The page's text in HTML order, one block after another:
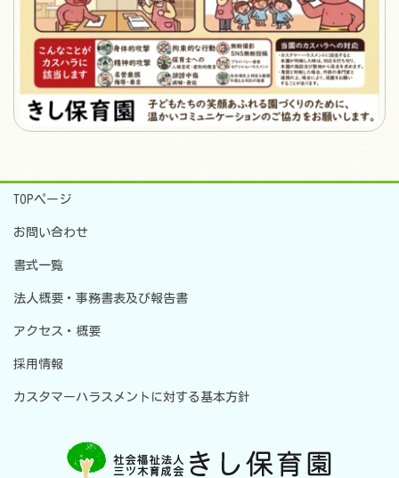
TOPページ
お問い合わせ
書式一覧
法人概要・事務書表及び報告書
アクセス・概要
採用情報
カスタマーハラスメントに対する基本方針